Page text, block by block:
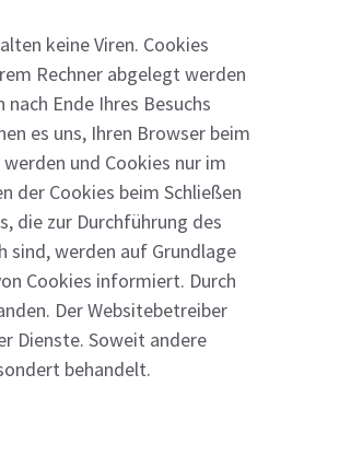
keine Viren. Cookies
Rechner abgelegt werden
Ende Ihres Besuchs
es uns, Ihren Browser beim
und Cookies nur im
der Cookies beim Schließen
die zur Durchführung des
werden auf Grundlage
Cookies informiert. Durch
Der Websitebetreiber
Dienste. Soweit andere
behandelt.